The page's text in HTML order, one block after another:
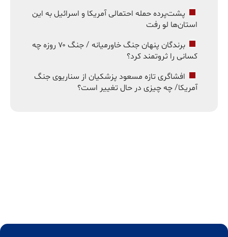
پشت‌پرده حمله احتمالی آمریکا و اسرائیل به این
استان‌ها لو رفت
برندگان پنهان جنگ خاورمیانه / جنگ ۷۰ روزه چه
کسانی را ثروتمند کرد؟
افشاگری تازه مسعود پزشکیان از سناریوی جنگ
آمریکا/ چه چیزی در حال تغییر است؟